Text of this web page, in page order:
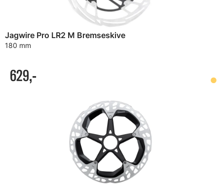
Jagwire Pro LR2 M Bremseskive
180 mm
629,-